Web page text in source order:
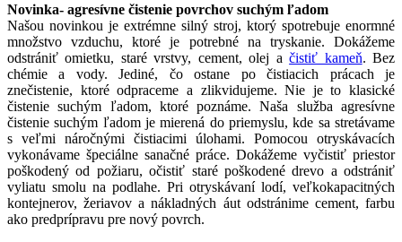
Novinka- agresívne čistenie povrchov suchým ľadom
Našou novinkou je extrémne silný stroj, ktorý spotrebuje enormné
množstvo vzduchu, ktoré je potrebné na tryskanie. Dokážeme
odstrániť omietku, staré vrstvy, cement, olej ačistiť kameň. Bez
chémie a vody. Jediné, čo ostane po čistiacich prácach je
znečistenie, ktoré odpraceme a zlikvidujeme. Nie je to klasické
čistenie suchým ľadom, ktoré poznáme. Naša služba agresívne
čistenie suchým ľadom je mierená do priemyslu, kde sa stretávame
s veľmi náročnými čistiacimi úlohami. Pomocou otryskávacích
vykonávame špeciálne sanačné práce. Dokážeme vyčistiť priestor
poškodený od požiaru, očistiť staré poškodené drevo a odstrániť
vyliatu smolu na podlahe. Pri otryskávaní lodí, veľkokapacitných
kontejnerov, žeriavov a nákladných áut odstránime cement, farbu
ako predprípravu pre nový povrch.